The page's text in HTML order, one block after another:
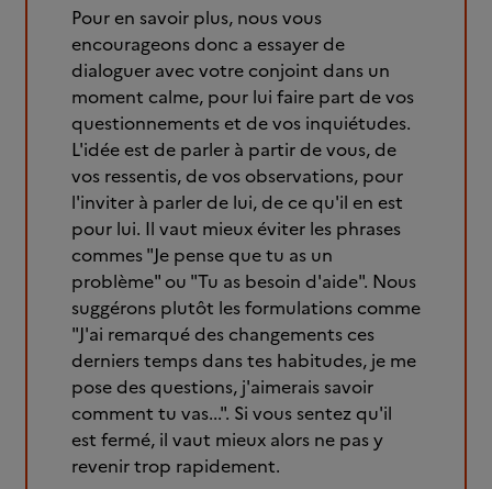
Pour en savoir plus, nous vous
encourageons donc a essayer de
dialoguer avec votre conjoint dans un
moment calme, pour lui faire part de vos
questionnements et de vos inquiétudes.
L'idée est de parler à partir de vous, de
vos ressentis, de vos observations, pour
l'inviter à parler de lui, de ce qu'il en est
pour lui. Il vaut mieux éviter les phrases
commes "Je pense que tu as un
problème" ou "Tu as besoin d'aide". Nous
suggérons plutôt les formulations comme
"J'ai remarqué des changements ces
derniers temps dans tes habitudes, je me
pose des questions, j'aimerais savoir
comment tu vas...". Si vous sentez qu'il
est fermé, il vaut mieux alors ne pas y
revenir trop rapidement.